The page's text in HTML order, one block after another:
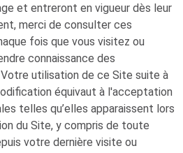
et entreront en vigueur dès leur
merci de consulter ces
fois que vous visitez ou
connaissance des
utilisation de ce Site suite à
équivaut à l'acceptation
telles qu’elles apparaissent lors
du Site, y compris de toute
votre dernière visite ou